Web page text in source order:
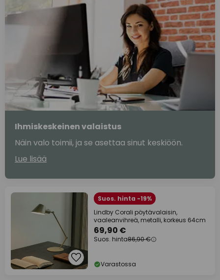
Ihmiskeskeinen valaistus
Näin valo toimii, ja se asettaa sinut keskiöön.
Lue lisää
Suos. hinta -19%
Lindby Corali pöytävalaisin,
vaaleanvihreä, metalli, korkeus 64cm
69,90 €
Suos. hinta86,90 €
Varastossa